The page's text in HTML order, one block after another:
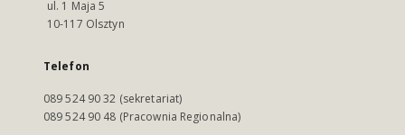
ul. 1 Maja 5
10-117 Olsztyn
Telefon
089 524 90 32 (sekretariat)
089 524 90 48 (Pracownia Regionalna)